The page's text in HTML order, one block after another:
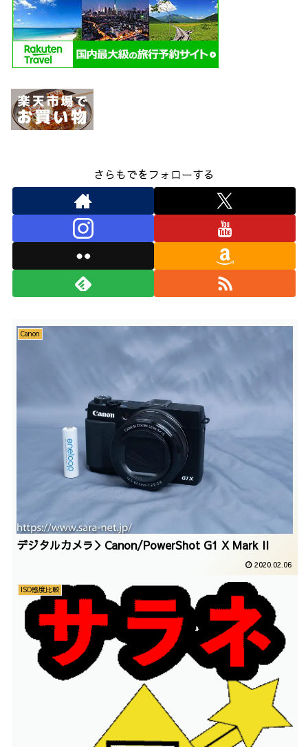
さらもでをフォローする
Canon
デジタルカメラ＞Canon/PowerShot G1 X Mark II
2020.02.06
ISO感度比較